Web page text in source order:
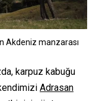
Akdeniz manzarası
karpuz kabuğu
Adrasan